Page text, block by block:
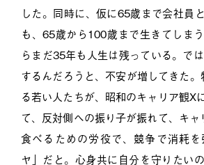
した。同時に、仮に65歳まで会社員
も、65歳から100歳まで生きてしま
らまだ35年も人生は残っている。で
するんだろうと、不安が増してきた
る若い人たちが、昭和のキャリア観X
て、反対側への振り子が振れて、キ
食べるための労役で、競争で消耗
ヤ」だと。心身共に自分を守りたい